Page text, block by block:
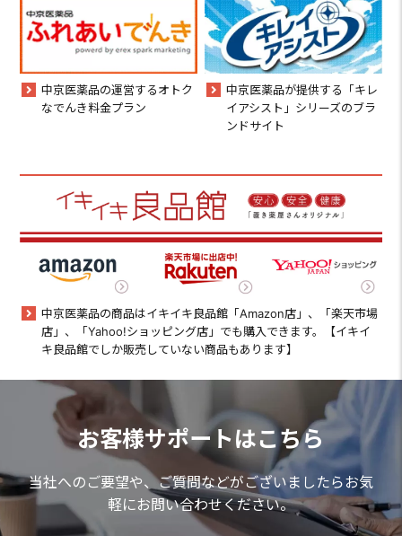
中京医薬品の運営するオトク
なでんき料金プラン
中京医薬品が提供する「キレ
イアシスト」シリーズのブラ
ンドサイト
中京医薬品の商品はイキイキ良品館「Amazon店」、「楽天市場
店」、「Yahoo!ショッピング店」でも購入できます。【イキイ
キ良品館でしか販売していない商品もあります】
お客様サポートはこちら
当社へのご要望や、ご質問などがございましたらお気
軽にお問い合わせください。